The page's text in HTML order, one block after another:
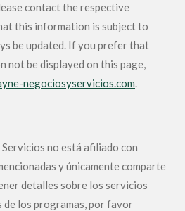
contact the respective
this information is subject to
be updated. If you prefer that
not be displayed on this page,
-negociosyservicios.com.
no está afiliado con
y únicamente comparte
detalles sobre los servicios
los programas, por favor